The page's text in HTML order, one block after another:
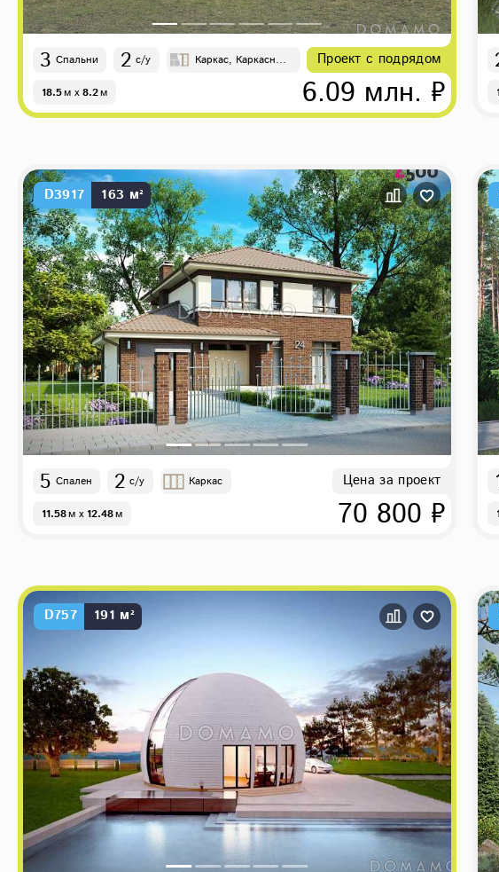
3 Спальни 2 с/у
Каркас, Каркасно-
18.5м x 8.2м
Проект с подрядом
6.09 млн. ₽
D3917 163 м²
5 Спален 2 с/у Каркас
11.58м x 12.48м
Цена за проект
70 800 ₽
D757 191 м²